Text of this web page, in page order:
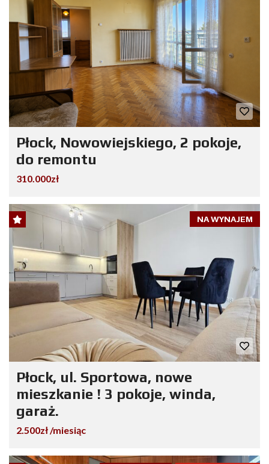
Płock, Nowowiejskiego, 2 pokoje,
do remontu
310.000zł
NA WYNAJEM
Płock, ul. Sportowa, nowe
mieszkanie ! 3 pokoje, winda,
garaż.
2.500zł /miesiąc